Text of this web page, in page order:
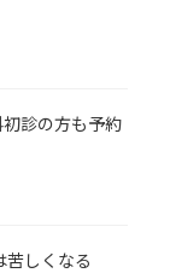
診の方も予約
苦しくなる